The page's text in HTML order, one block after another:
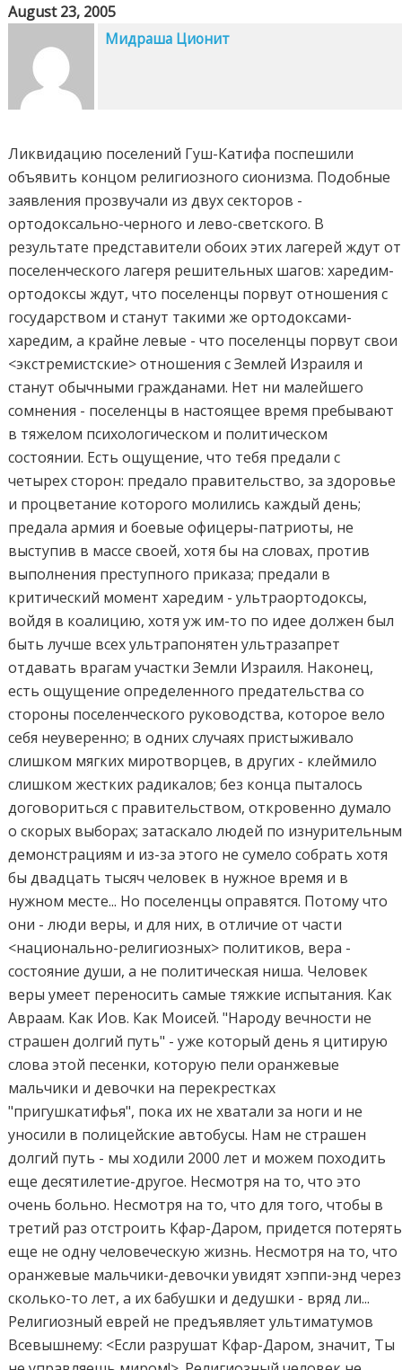
August 23, 2005
Мидраша Ционит
Ликвидацию поселений Гуш-Катифа поспешили
объявить концом религиозного сионизма. Подобные
заявления прозвучали из двух секторов -
ортодоксально-черного и лево-светского. В
результате представители обоих этих лагерей ждут от
поселенческого лагеря решительных шагов: харедим-
ортодоксы ждут, что поселенцы порвут отношения с
государством и станут такими же ортодоксами-
харедим, а крайне левые - что поселенцы порвут свои
<экстремистские> отношения с Землей Израиля и
станут обычными гражданами. Нет ни малейшего
сомнения - поселенцы в настоящее время пребывают
в тяжелом психологическом и политическом
состоянии. Есть ощущение, что тебя предали с
четырех сторон: предало правительство, за здоровье
и процветание которого молились каждый день;
предала армия и боевые офицеры-патриоты, не
выступив в массе своей, хотя бы на словах, против
выполнения преступного приказа; предали в
критический момент харедим - ультраортодоксы,
войдя в коалицию, хотя уж им-то по идее должен был
быть лучше всех ультрапонятен ультразапрет
отдавать врагам участки Земли Израиля. Наконец,
есть ощущение определенного предательства со
стороны поселенческого руководства, которое вело
себя неуверенно; в одних случаях пристыживало
слишком мягких миротворцев, в других - клеймило
слишком жестких радикалов; без конца пыталось
договориться с правительством, откровенно думало
о скорых выборах; затаскало людей по изнурительным
демонстрациям и из-за этого не сумело собрать хотя
бы двадцать тысяч человек в нужное время и в
нужном месте... Но поселенцы оправятся. Потому что
они - люди веры, и для них, в отличие от части
<национально-религиозных> политиков, вера -
состояние души, а не политическая ниша. Человек
веры умеет переносить самые тяжкие испытания. Как
Авраам. Как Иов. Как Моисей. "Народу вечности не
страшен долгий путь" - уже который день я цитирую
слова этой песенки, которую пели оранжевые
мальчики и девочки на перекрестках
"пригушкатифья", пока их не хватали за ноги и не
уносили в полицейские автобусы. Нам не страшен
долгий путь - мы ходили 2000 лет и можем походить
еще десятилетие-другое. Несмотря на то, что это
очень больно. Несмотря на то, что для того, чтобы в
третий раз отстроить Кфар-Даром, придется потерять
еще не одну человеческую жизнь. Несмотря на то, что
оранжевые мальчики-девочки увидят хэппи-энд через
сколько-то лет, а их бабушки и дедушки - вряд ли...
Религиозный еврей не предъявляет ультиматумов
Всевышнему: <Если разрушат Кфар-Даром, значит, Ты